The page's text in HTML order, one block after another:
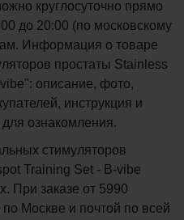
круглосуточно прямо
до 20:00 (по московскому
Информация о товаре
простаты Stainless
описание, фото,
инструкция и
ознакомления.
стимуляторов
Training Set - B-vibe
При заказе от 5990
Москве и почтой по всей